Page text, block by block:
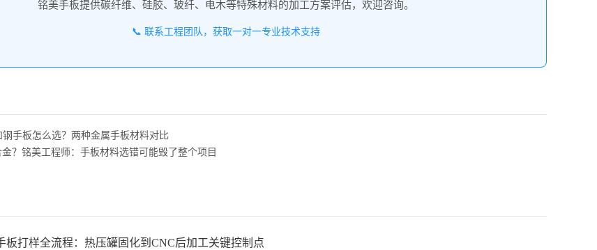
铭美手板提供碳纤维、硅胶、玻纤、电木等特殊材料的加工方案评估，欢迎咨询。
📞 联系工程团队，获取一对一专业技术支持
手板怎么选？两种金属手板材料对比
？铭美工程师：手板材料选错可能毁了整个项目
板打样全流程：热压罐固化到CNC后加工关键控制点